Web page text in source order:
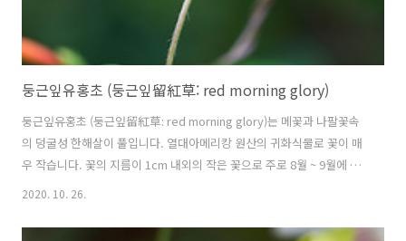
둥근잎유홍초 (둥근잎留紅草: red morning glory)
둥근잎유홍초 (둥근잎留紅草: red morning glory)는 메꽃과 나팔꽃속
의 덩굴성 한해살이 풀입니다. 열대아메리캉 원산의 귀화식물로 꽃이 매
우 작습니다. 꽃의 지름이 1cm 내외의 작은 꽃으로 주로 8월 ~ 9월에 꽃
을 피웁니다. 덩굴은 왼쪽으로 타고 올라가고 꽃의 크기만 작을 뿐 나팔
학명 Ipomoea coccinea L., 1753 분류 식물계 └ 속씨식물문 └ 쌍떡
2020. 10. 26.